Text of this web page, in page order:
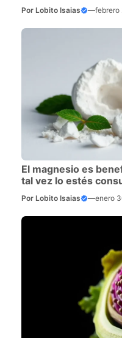
Por Lobito Isaias —febrero
El magnesio es
tal vez lo estés
Por Lobito Isaias —enero